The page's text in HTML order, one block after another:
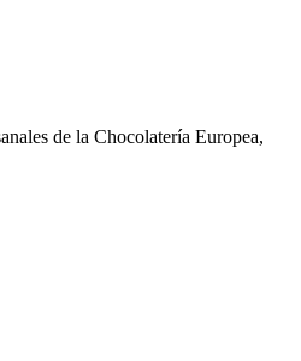
de la Chocolatería Europea,